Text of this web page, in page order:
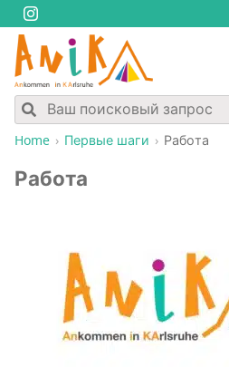
Home Пер­вые шаги Рабо­та
Рабо­та